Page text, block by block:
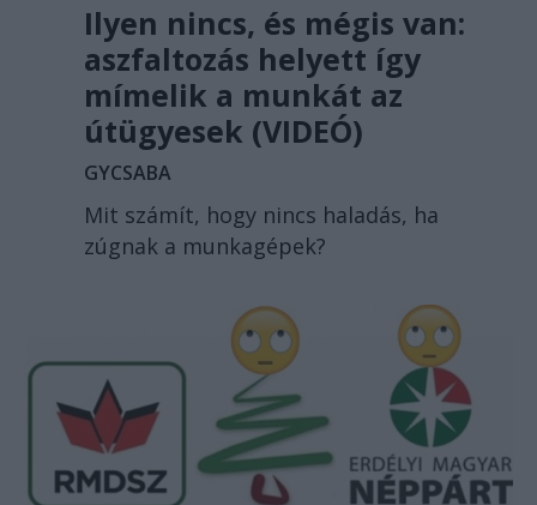
Ilyen nincs, és mégis van:
aszfaltozás helyett így
mímelik a munkát az
útügyesek (VIDEÓ)
GYCSABA
Mit számít, hogy nincs haladás, ha
zúgnak a munkagépek?